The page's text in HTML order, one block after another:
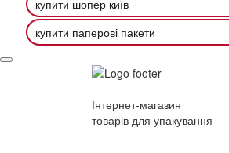
купити шопер київ
купити паперові пакети
Інтернет-магазин
товарів для упакування